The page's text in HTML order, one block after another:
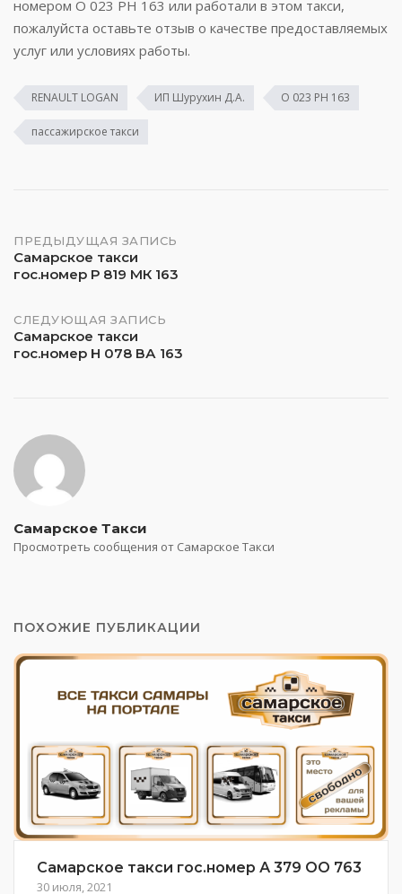
номером О 023 РН 163 или работали в этом такси,
пожалуйста оставьте отзыв о качестве предоставляемых
услуг или условиях работы.
RENAULT LOGAN ИП Шурухин Д.А. О 023 РН 163
пассажирское такси
Навигация
по
записям
ПРЕДЫДУЩАЯ ЗАПИСЬ
Самарское такси
гос.номер Р 819 МК 163
СЛЕДУЮЩАЯ ЗАПИСЬ
Самарское такси
гос.номер Н 078 ВА 163
Самарское Такси
Просмотреть сообщения от Самарское Такси
ПОХОЖИЕ ПУБЛИКАЦИИ
Самарское такси гос.номер А 379 ОО 763
30 июля, 2021